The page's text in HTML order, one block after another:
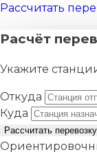
Рассчитать
Расчёт
Укажите
Откуда
Куда
Рассчитать перевозку